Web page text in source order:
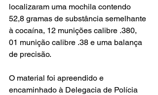
localizaram uma mochila contendo
52,8 gramas de substância semelhante
à cocaína, 12 munições calibre .380,
01 munição calibre .38 e uma balança
de precisão.
O material foi apreendido e
encaminhado à Delegacia de Polícia